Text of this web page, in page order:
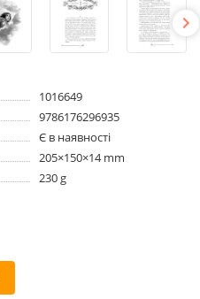
1016649
9786176296935
Є в наявності
205×150×14 mm
230 g